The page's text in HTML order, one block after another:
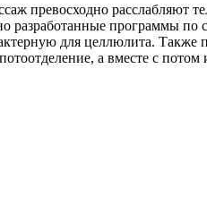
превосходно расслабляют
разработанные программы
для целлюлита. Также
а вместе с потом